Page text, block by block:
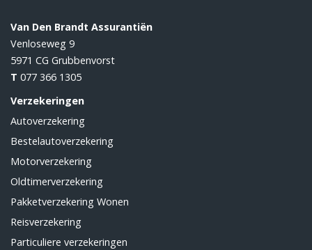
Van Den Brandt Assurantiën
Venloseweg 9
5971 CG Grubbenvorst
T 077 366 1305
Verzekeringen
Autoverzekering
Bestelautoverzekering
Motorverzekering
Oldtimerverzekering
Pakketverzekering Wonen
Reisverzekering
Particuliere verzekeringen